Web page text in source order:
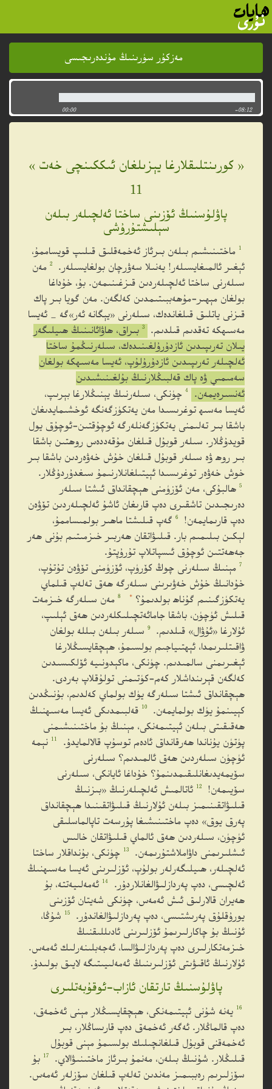
مەزكۇر سۈرىنىڭ مۇندەرىجىسى
مەزكۇر سۈرىنىڭ مۇندەرىجىسى
00:00 -08:12
« كورىنتلىقلارغا يېزىلغان ئىككىنچى خەت »
11
پاۋلۇسنىڭ ئۆزىنى ساختا ئەلچىلەر بىلەن
سېلىشتۇرۇشى
1 ماختىنىشىم بىلەن بىرئاز ئەخمەقلىق قىلىپ قويساممۇ،
ئېغىر ئالمىغايسىلەر! يەنىلا سەۋرچان بولغايسىلەر.
2 مەن
سىلەرنى ساختا ئەلچىلەردىن قىزغىنىمەن. بۇ، خۇداغا
بولغان مېھىر-مۇھەببىتىمدىن كەلگەن. مەن گويا بىر پاك
قىزنى ياتلىق قىلغاندەك، سىلەرنى «يېگانە ئەر»گە _ ئەيسا
مەسىھكە تەقدىم قىلدىم.
3 بىراق، ھاۋائانىنىڭ ھىيلىگەر
يىلان تەرىپىدىن ئازدۇرۇلغىنىدەك، سىلەرنىڭمۇ ساختا
ئەلچىلەر تەرىپىدىن ئازدۇرۇلۇپ، ئەيسا مەسىھكە بولغان
سەمىمىي ۋە پاك قەلبىڭلارنىڭ بۇلغىنىشىدىن
ئەنسىرەيمەن.
4 چۈنكى، سىلەرنىڭ يېنىڭلارغا بېرىپ،
ئەيسا مەسىھ توغرىسىدا مەن يەتكۈزگەنگە ئوخشىمايدىغان
باشقا بىر تەلىمنى يەتكۈزگەنلەرگە ئوچۇقتىن-ئوچۇق يول
قويدۇڭلار. سىلەر قوبۇل قىلغان مۇقەددەس روھتىن باشقا
بىر روھ ۋە سىلەر قوبۇل قىلغان خۇش خەۋەردىن باشقا بىر
خوش خەۋەر توغرىسىدا ئېيتىلغانلارنىمۇ سىغدۇردۇڭلار.
5 ھالبۇكى، مەن ئۆزۈمنى ھېچقانداق ئىشتا سىلەر
دەرىجىدىن تاشقىرى دەپ قارىغان ئاشۇ ئەلچىلەردىن تۆۋەن
دەپ قارىمايمەن!
6 گەپ قىلىشتا ماھىر بولمىساممۇ،
لېكىن بىلىمىم بار. قىلىۋاتقان ھەربىر خىزمىتىم بۇنى ھەر
جەھەتتىن ئوچۇق ئىسپاتلاپ تۇرۇپتۇ.
7 مېنىڭ سىلەرنى چوڭ كۆرۈپ، ئۆزۈمنى تۆۋەن تۇتۇپ،
خۇدانىڭ خۇش خەۋىرىنى سىلەرگە ھەق تەلەپ قىلماي
يەتكۈزگىنىم گۇناھ بولدىمۇ؟ *
8 مەن سىلەرگە خىزمەت
قىلىش ئۈچۈن، باشقا جامائەتچىلىكلەردىن ھەق ئېلىپ،
ئۇلارغا «ئۇۋال» قىلدىم.
9 سىلەر بىلەن بىللە بولغان
ۋاقىتلىرىمدا، ئېھتىياجىم بولسىمۇ، ھېچقايسىڭلارغا
ئېغىرىمنى سالمىدىم. چۈنكى، ماكېدونىيە ئۆلكىسىدىن
كەلگەن قېرىنداشلار كەم-كۈتىمنى تولۇقلاپ بەردى.
ھېچقانداق ئىشتا سىلەرگە يۈك بولماي كەلدىم، بۇنىڭدىن
كېيىنمۇ يۈك بولمايمەن.
10 قەلبىمدىكى ئەيسا مەسىھنىڭ
ھەقىقىتى بىلەن ئېيتىمەنكى، مېنىڭ بۇ ماختىنىشىمنى
پۈتۈن يۇناندا ھەرقانداق ئادەم توسۇپ قالالمايدۇ.
11 نېمە
ئۈچۈن سىلەردىن ھەق ئالمىدىم؟ سىلەرنى
سۆيمەيدىغانلىقىمدىنمۇ؟ خۇداغا ئايانكى، سىلەرنى
سۆيىمەن!
12 ئاتالمىش ئەلچىلەرنىڭ «بىزنىڭ
قىلىۋاتقىنىمىز بىلەن ئۇلارنىڭ قىلىۋاتقىنىدا ھېچقانداق
پەرق يوق» دەپ ماختىنىشىغا پۇرسەت تاپالماسلىقى
ئۈچۈن، سىلەردىن ھەق ئالماي قىلىۋاتقان خالىس
ئىشلىرىمنى داۋاملاشتۇرىمەن.
13 چۈنكى، بۇنداقلار ساختا
ئەلچىلەر، ھىيلىگەرلەر بولۇپ، ئۆزلىرىنى ئەيسا مەسىھنىڭ
ئەلچىسى، دەپ پەردازلىۋالغانلاردۇر.
14 ئەمەلىيەتتە، بۇ
ھەيران قالارلىق ئىش ئەمەس، چۈنكى شەيتان ئۆزىنى
يورۇقلۇق پەرىشتىسى، دەپ پەردازلىۋالغاندۇر.
15 شۇڭا،
ئۇنىڭ بۇ چاكارلىرىمۇ ئۆزلىرىنى ئادىللىقنىڭ
خىزمەتكارلىرى دەپ پەردازلىۋالسا، ئەجەبلىنەرلىك ئەمەس.
ئۇلارنىڭ ئاقىۋىتى ئۆزلىرىنىڭ ئەمەلىيىتىگە لايىق بولىدۇ.
پاۋلۇسنىڭ تارتقان ئازاب-ئوقۇبەتلىرى
16 يەنە شۇنى ئېيتىمەنكى، ھېچقايسىڭلار مېنى ئەخمەق،
دەپ قالماڭلار. ئەگەر ئەخمەق دەپ قارىساڭلار، بىر
ئەخمەقنى قوبۇل قىلغانچىلىك بولسىمۇ مېنى قوبۇل
قىلىڭلار. شۇنىڭ بىلەن، مەنمۇ بىرئاز ماختىنىۋالاي.
17 بۇ
سۆزلىرىم رەببىمىز مەندىن تەلەپ قىلغان سۆزلەر ئەمەس.